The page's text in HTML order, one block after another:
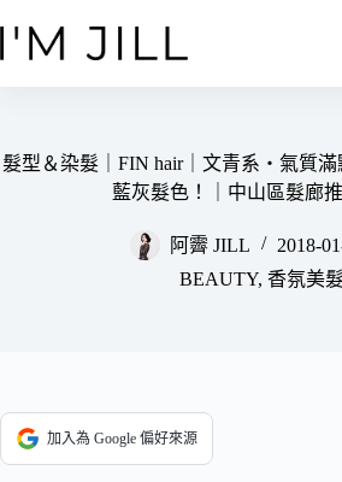
至
容
髮型＆染髮｜FIN hair｜文青系‧氣質滿
藍灰髮色！｜中山區髮廊
阿霽 JILL
2018-
BEAUTY, 香氛美髮
加入為 Google 偏好來源